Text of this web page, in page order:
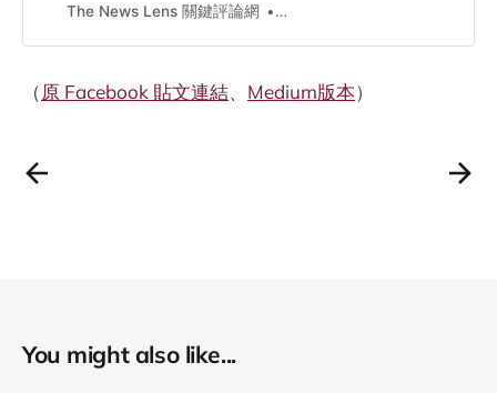
The News Lens 關鍵評論網
Kayue
（原 Facebook 貼文連結、 Medium版本）
You might also like...